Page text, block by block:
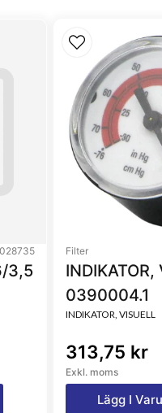
028735
3,5
Filter
INDIKATOR,
0390004.1
INDIKATOR, VISUELL
313,75 kr
Exkl. moms
Lägg I